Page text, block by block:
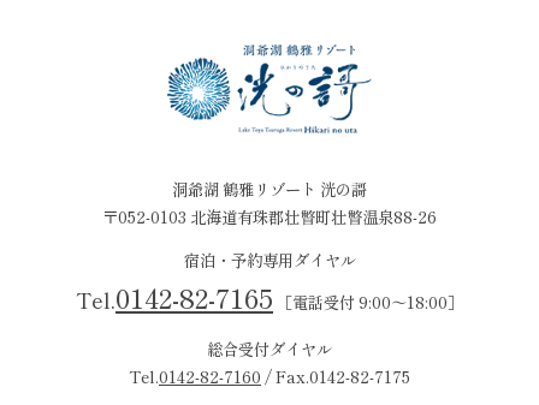
洞爺湖 鶴雅リゾート 洸の謌
〒052-0103 北海道有珠郡壮瞥町壮瞥温泉88-26
宿泊・予約専用ダイヤル
Tel.0142-82-7165 ［電話受付 9:00～18:00］
総合受付ダイヤル
Tel.0142-82-7160 / Fax.0142-82-7175